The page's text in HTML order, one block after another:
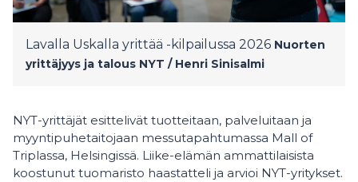
Lavalla Uskalla yrittää -kilpailussa 2026 Nuorten
yrittäjyys ja talous NYT / Henri Sinisalmi
NYT-yrittäjät esittelivät tuotteitaan, palveluitaan ja
myyntipuhetaitojaan messutapahtumassa Mall of
Triplassa, Helsingissä. Liike-elämän ammattilaisista
koostunut tuomaristo haastatteli ja arvioi NYT-yritykset.